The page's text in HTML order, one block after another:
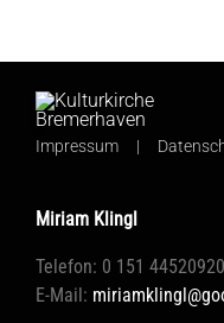
Impressum
Miriam Klingl
Telefon: 0 151 44520920
E-Mail: